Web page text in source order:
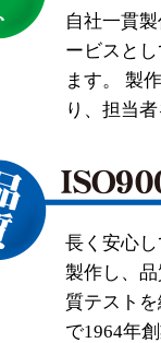
自社一貫
ービスと
ます。 製
り、担当
長く安心
製作し、
質テスト
で1964年